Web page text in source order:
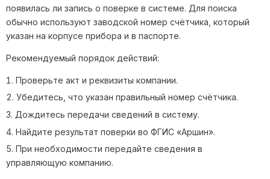
появилась ли запись о поверке в системе. Для поиска
обычно используют заводской номер счётчика, который
указан на корпусе прибора и в паспорте.
Рекомендуемый порядок действий:
Проверьте акт и реквизиты компании.
Убедитесь, что указан правильный номер счётчика.
Дождитесь передачи сведений в систему.
Найдите результат поверки во ФГИС «Аршин».
При необходимости передайте сведения в
управляющую компанию.